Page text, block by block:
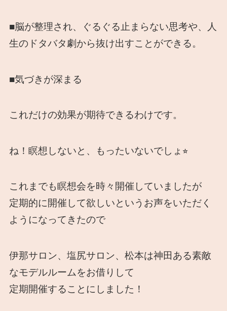
■脳が整理され、ぐるぐる止まらない思考や、人
生のドタバタ劇から抜け出すことができる。
■気づきが深まる
これだけの効果が期待できるわけです。
ね！瞑想しないと、もったいないでしょ⭐︎
これまでも瞑想会を時々開催していましたが
定期的に開催して欲しいというお声をいただく
ようになってきたので
伊那サロン、塩尻サロン、松本は神田ある素敵
なモデルルームをお借りして
定期開催することにしました！